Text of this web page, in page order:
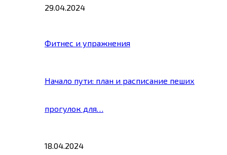
29.04.2024
Фитнес и упражнения
Начало пути: план и расписание пеших
прогулок для…
18.04.2024